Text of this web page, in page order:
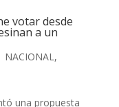
votar desde
a un
NACIONAL ,
una propuesta